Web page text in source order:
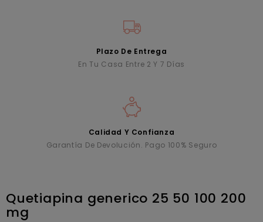
Plazo De Entrega
En Tu Casa Entre 2 Y 7 Días
Calidad Y Confianza
Garantía De Devolución. Pago 100% Seguro
Quetiapina generico 25 50 100 200
mg